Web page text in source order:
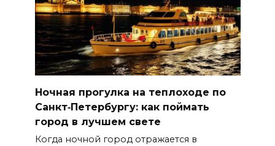
Ночная прогулка на теплоходе по
Санкт‑Петербургу: как поймать
город в лучшем свете
Когда ночной город отражается в